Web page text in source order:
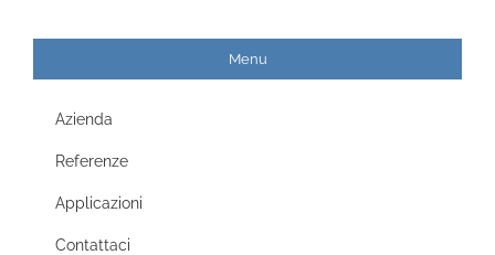
Menu
Azienda
Referenze
Applicazioni
Contattaci